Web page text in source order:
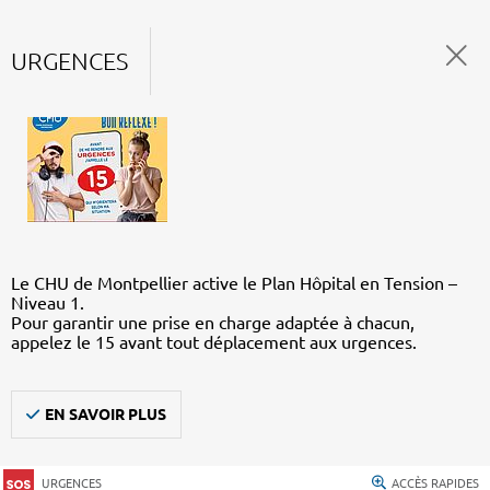
URGENCES
Le CHU de Montpellier active le Plan Hôpital en Tension –
Niveau 1.
Pour garantir une prise en charge adaptée à chacun,
appelez le 15 avant tout déplacement aux urgences.
EN SAVOIR PLUS
URGENCES ACCÈS RAPIDES